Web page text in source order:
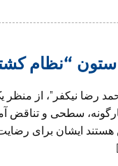
ستون “نظام
رضا نیکفر”، از
سطحی و تناقض
ایشان برای